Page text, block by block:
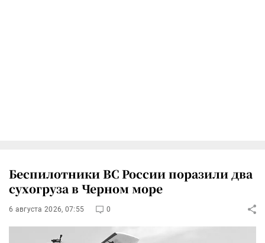
Беспилотники ВС России поразили два
сухогруза в Черном море
6 августа 2026, 07:55 0